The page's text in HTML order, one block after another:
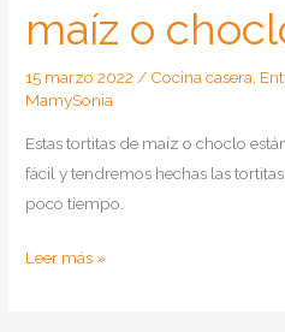
maíz o
15 marzo 2022/ Cocina casera,
MamySonia
Estas tortitas de maíz o choclo
fácil y tendremos hechas las
poco tiempo.
Como
Leer más »